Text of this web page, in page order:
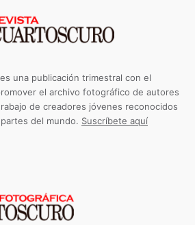
una publicación trimestral con el
el archivo fotográfico de autores
de creadores jóvenes reconocidos
del mundo. Suscríbete aquí